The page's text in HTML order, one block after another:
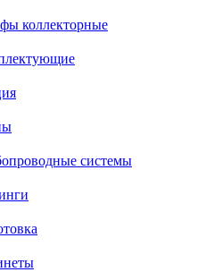
коллекторные
системы